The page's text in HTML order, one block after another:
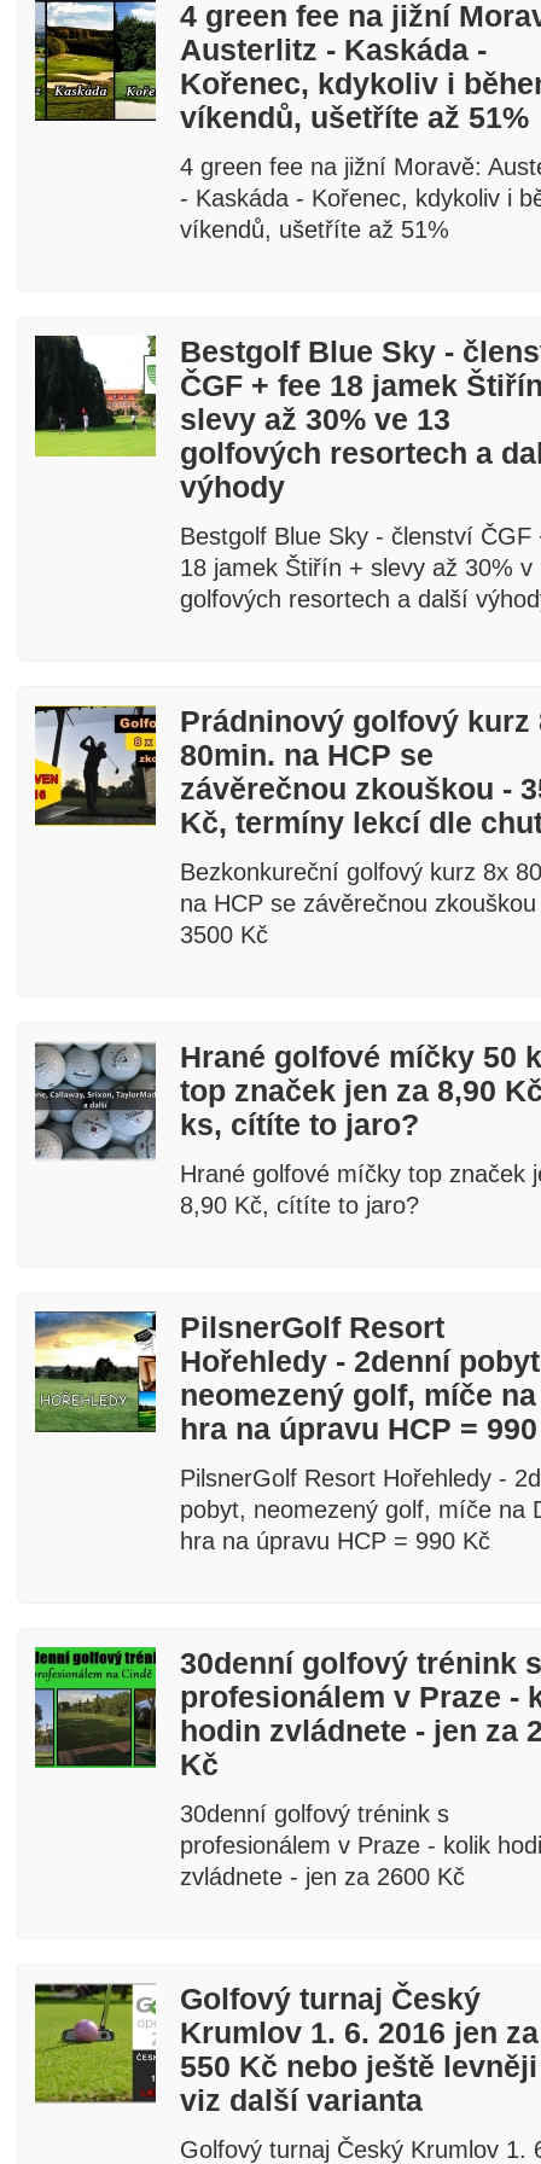
fee a golf
4 green fee na jižní
Austerlitz - Kaskáda -
Kořenec, kdykoliv i
víkendů, ušetříte až 51%
4 green fee na jižní Moravě:
- Kaskáda - Kořenec, kdykoliv i
víkendů, ušetříte až 51%
Bestgolf Blue Sky -
ČGF + fee 18 jamek
slevy až 30% ve 13
golfových resortech a
výhody
Bestgolf Blue Sky - členství ČGF
18 jamek Štiřín + slevy až 30% v
golfových resortech a další
Prádninový golfový kurz
80min. na HCP se
závěrečnou zkouškou -
Kč, termíny lekcí dle
Bezkonkureční golfový kurz 8x
na HCP se závěrečnou
3500 Kč
Hrané golfové míčky 50
top značek jen za 8,90
ks, cítíte to jaro?
Hrané golfové míčky top značek
8,90 Kč, cítíte to jaro?
PilsnerGolf Resort
Hořehledy - 2denní
neomezený golf, míče na
hra na úpravu HCP =
PilsnerGolf Resort Hořehledy -
pobyt, neomezený golf, míče na
hra na úpravu HCP = 990 Kč
30denní golfový trénink s
profesionálem v Praze -
hodin zvládnete - jen za
Kč
30denní golfový trénink s
profesionálem v Praze - kolik
zvládnete - jen za 2600 Kč
Golfový turnaj Český
Krumlov 1. 6. 2016 jen za
550 Kč nebo ještě
viz další varianta
Golfový turnaj Český Krumlov 1.